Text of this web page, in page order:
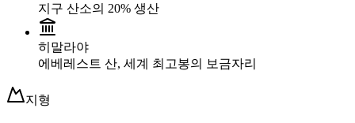
지구 산소의 20% 생산
히말라야
에베레스트 산, 세계 최고봉의 보금자리
지형